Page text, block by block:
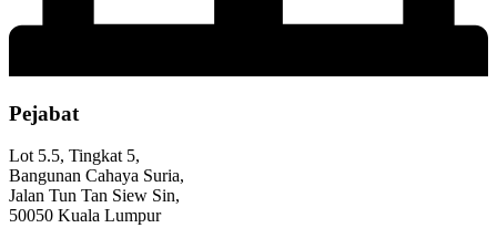
Pejabat
Lot 5.5, Tingkat 5,
Bangunan Cahaya Suria,
Jalan Tun Tan Siew Sin,
50050 Kuala Lumpur